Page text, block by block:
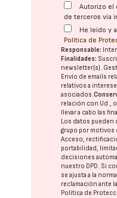
Autorizo el
de terceros vía
He leído y
Política de
Responsable:
Finalidades:
newsletter(s).
Envío de emails
relativos a
asociados.
relación con Ud.,
llevar a cabo las
Los datos pueden
grupo por motivos
Acceso,
portabilidad,
decisiones
nuestro DPD. Si
se ajusta a la
reclamación ante
Política de